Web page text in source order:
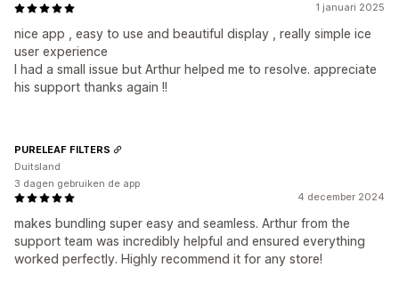
1 januari 2025
nice app , easy to use and beautiful display , really simple ice
user experience
I had a small issue but Arthur helped me to resolve. appreciate
his support thanks again !!
4 december 2024
makes bundling super easy and seamless. Arthur from the
support team was incredibly helpful and ensured everything
worked perfectly. Highly recommend it for any store!
PURELEAF FILTERS
Duitsland
3 dagen gebruiken de app